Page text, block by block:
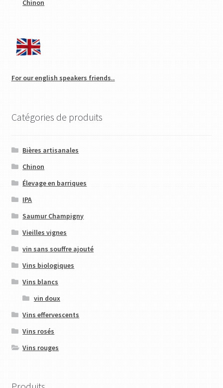
Chinon
For our english speakers friends..
Catégories de produits
Bières artisanales
Chinon
Élevage en barriques
IPA
Saumur Champigny
Vieilles vignes
vin sans souffre ajouté
Vins biologiques
Vins blancs
vin doux
Vins effervescents
Vins rosés
Vins rouges